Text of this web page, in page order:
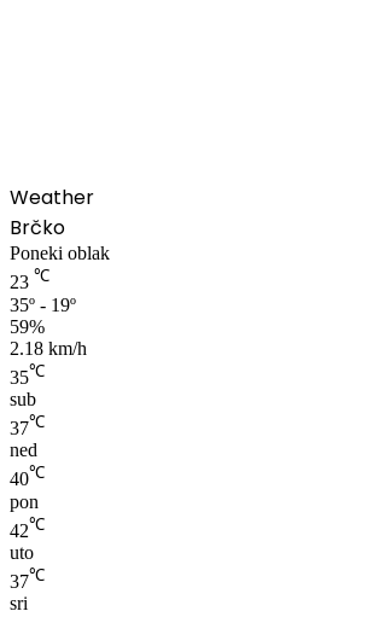
Weather
Brčko
Poneki oblak
23 ℃
35º - 19º
59%
2.18 km/h
35℃
sub
37℃
ned
40℃
pon
42℃
uto
37℃
sri